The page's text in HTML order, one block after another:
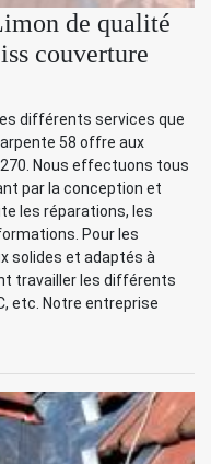
de qualité
couverture
différents services que
58 offre aux
Nous effectuons tous
par la conception et
les réparations, les
Pour les
solides et adaptés à
travailler les différents
etc. Notre entreprise